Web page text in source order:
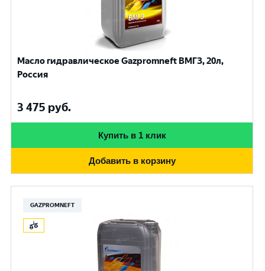
Масло гидравлическое Gazpromneft ВМГЗ, 20л,
Россия
3 475 руб.
Купить в 1 клик
Добавить в корзину
GAZPROMNEFT